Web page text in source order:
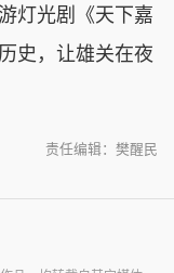
灯光剧《天下嘉
史，让雄关在夜
责任编辑：樊醒民